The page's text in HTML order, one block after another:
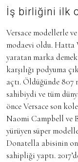
İş birliğini ilk
Versace modellerle
modaevi oldu. Hatta
yaratan marka
karşılığı podyuma
açtı. Öldüğünde
sahibiydi ve tüm
önce Versace son
Naomi Campbell ve
yürüyen süper
Donatella abisinin
sahipliği yaptı.